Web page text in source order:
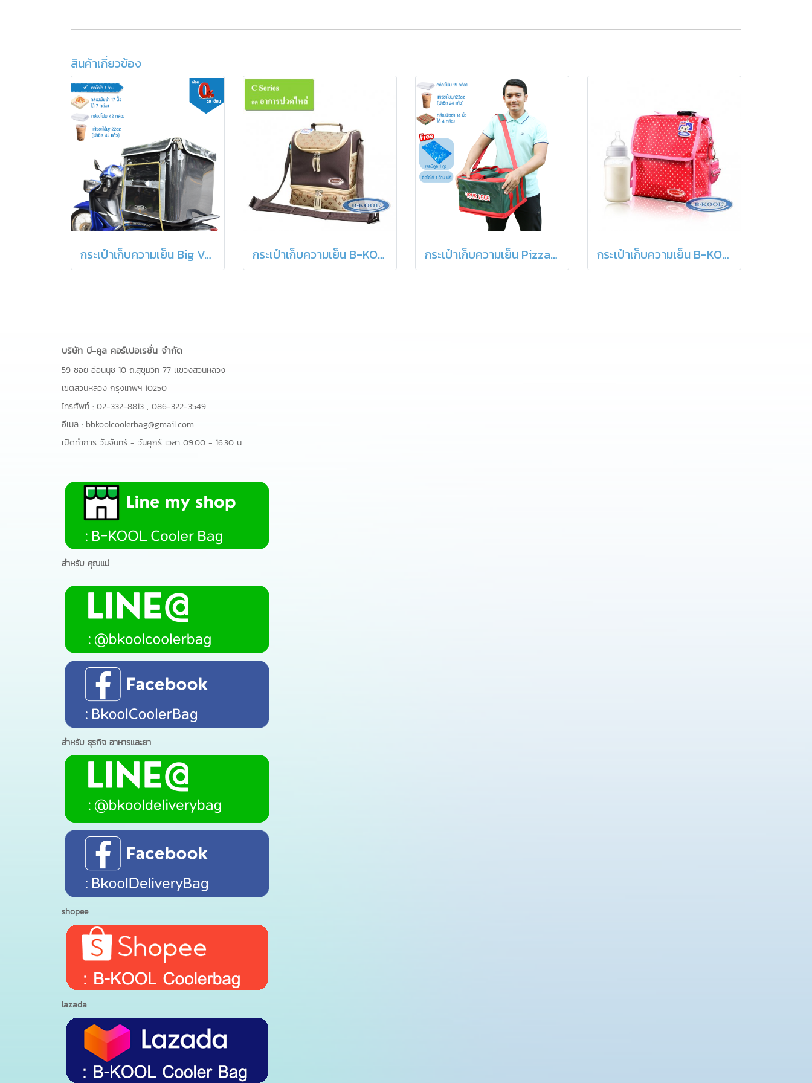
สินค้าเกี่ยวข้อง
กระเป๋าเก็บความเย็น Big Version B-KOOL กระเป๋าเก็บความเย็น B-KOOL Working Mom C กระเป๋าเก็บความเย็น Pizzary Plus B-KOOL กระเป๋าเก็บความเย็น B-KOOL Toddler
บริษัท บี-คูล คอร์เปอเรชั่น จำกัด
59 ซอย อ่อนนุช 10 ถ.สุขุมวิท 77 เเขวงสวนหลวง
เขตสวนหลวง กรุงเทพฯ 10250
โทรศัพท์ : 02-332-8813 , 086-322-3549
อีเมล : bbkoolcoolerbag@gmail.com
เปิดทำการ วันจันทร์ - วันศุกร์ เวลา 09.00 - 16.30 น.
สำหรับ คุณแม่
สำหรับ ธุรกิจ อาหารและยา
shopee
lazada